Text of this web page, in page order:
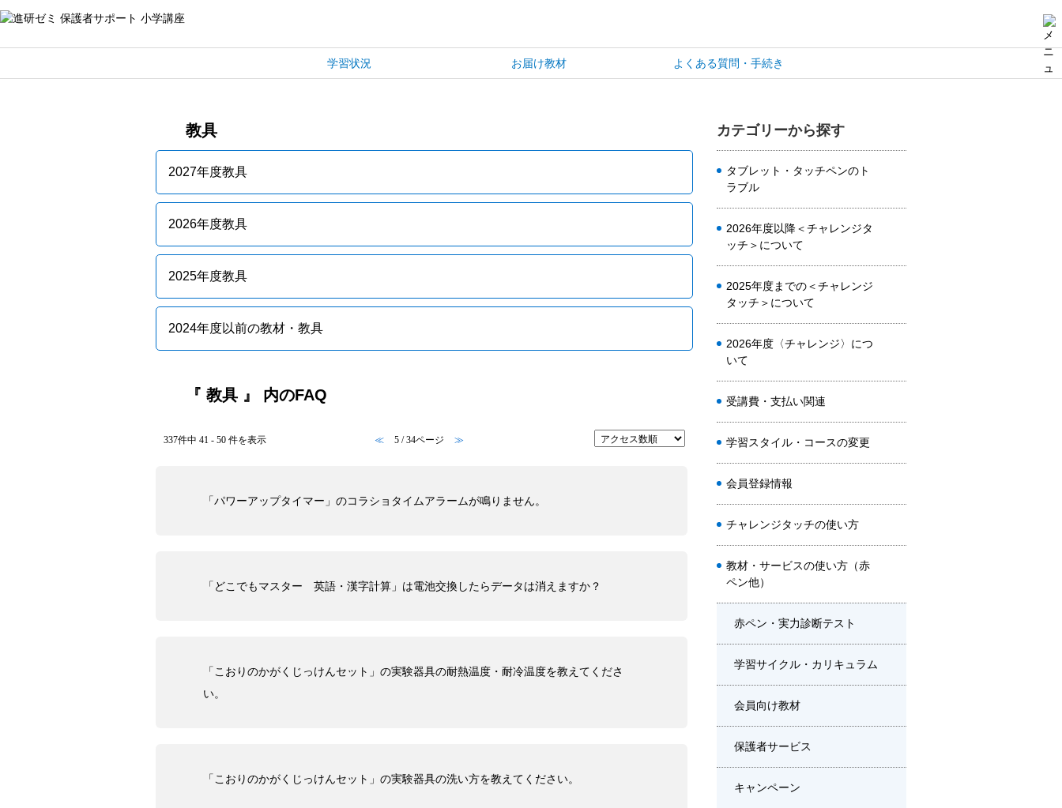
学習状況 お届け教材 よくある質問・手続き
カテゴリーから探す
タブレット・タッチペンのト
ラブル
2026年度以降＜チャレンジタ
ッチ＞について
2025年度までの＜チャレンジ
タッチ＞について
2026年度〈チャレンジ〉につ
いて
受講費・支払い関連
学習スタイル・コースの変更
会員登録情報
チャレンジタッチの使い方
教材・サービスの使い方（赤
ペン他）
赤ペン・実力診断テスト
学習サイクル・カリキュラム
会員向け教材
保護者サービス
キャンペーン
教具
2027年度教具
2026年度教具
2025年度教具
2024年度以前の教材・教具
『 教具 』 内のFAQ
337件中 41 - 50 件を表示 ≪ 5 / 34ページ ≫
「パワーアップタイマー」のコラショタイムアラームが鳴りません。
「どこでもマスター 英語・漢字計算」は電池交換したらデータは消えますか？
「こおりのかがくじっけんセット」の実験器具の耐熱温度・耐冷温度を教えてくださ
い。
「こおりのかがくじっけんセット」の実験器具の洗い方を教えてください。